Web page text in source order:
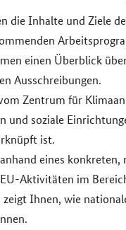
die In­hal­te und Ziele
einen Über­blick
Aus­schrei­bun­gen.
Zen­trum für
und so­zia­le
ist.
eines
​Aktivitäten im
Ihnen, wie